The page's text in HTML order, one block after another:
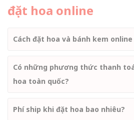
đặt hoa online
Cách đặt hoa và bánh kem online
Có những phương thức thanh
hoa toàn quốc?
Phí ship khi đặt hoa bao nhiêu?